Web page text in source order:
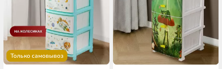
Только самовывоз